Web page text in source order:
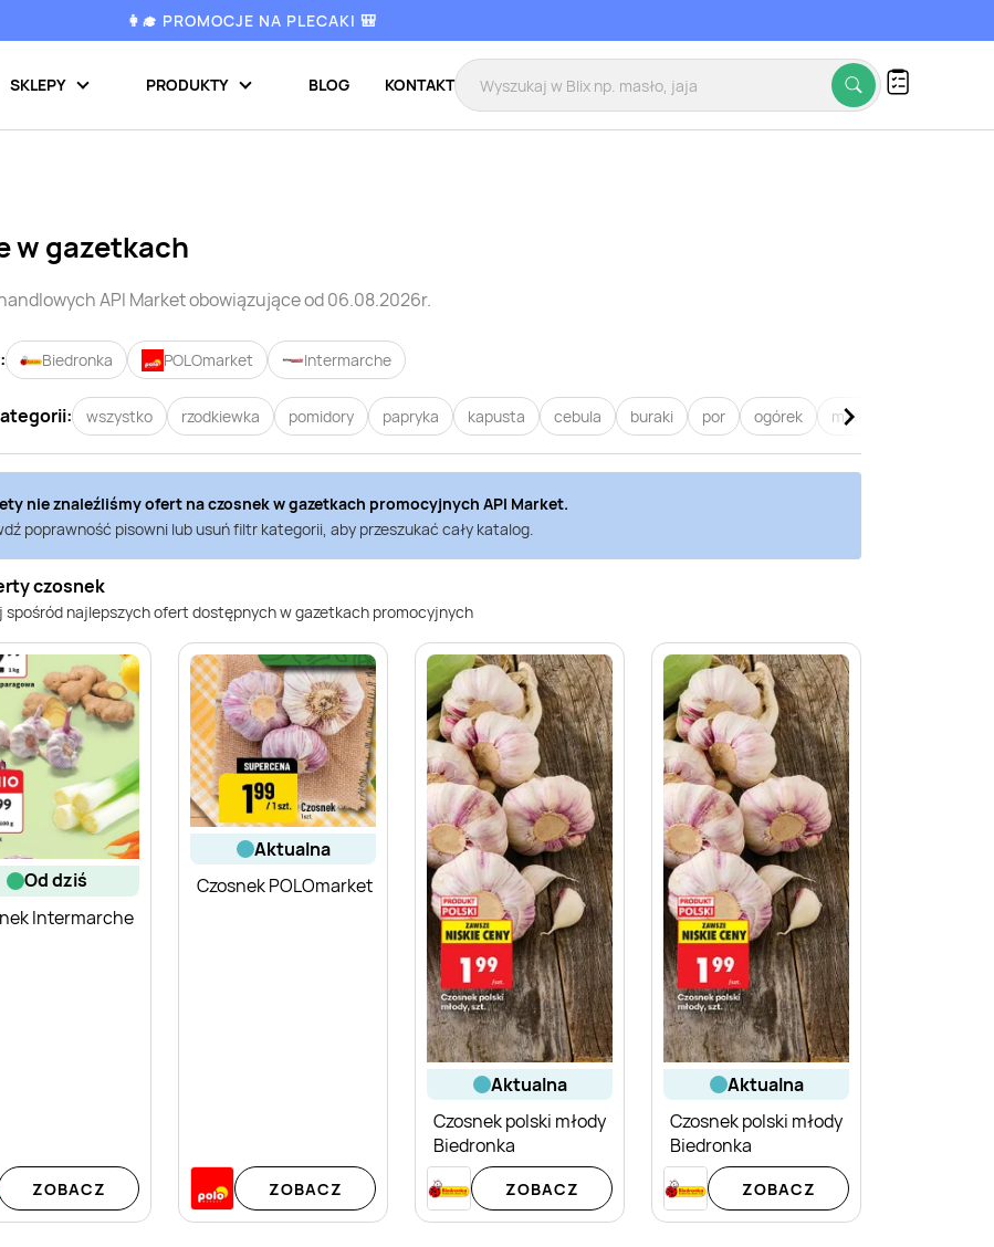
👩‍🎓 PROMOCJE NA PLECAKI 🎒
SKLEPY PRODUKTY BLOG KONTAKT
w gazetkach
API Marketobowiązujące od 06.08.2026r.
Biedronka POLOmarket Intermarche
wszystko rzodkiewka pomidory papryka kapusta cebula buraki por ogórek marchew
nie znaleźliśmy ofert naczosnekw gazetkach promocyjnych API Market.
poprawność pisowni lub usuń filtr kategorii, aby przeszukać cały katalog.
czosnek
spośród najlepszych ofert dostępnych w gazetkach promocyjnych
od dziś
Intermarche
ZOBACZ
aktualna
Czosnek POLOmarket
ZOBACZ
aktualna
Czosnek polski młody
Biedronka
ZOBACZ
aktualna
Czosnek polski młody
Biedronka
ZOBACZ